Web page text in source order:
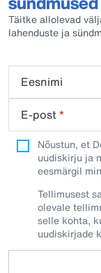
Täitke allolevad
lahenduste ja
Eesnimi
E-post*
Nõustun, et
uudiskirju ja
eesmärgil
Tellimusest
olevale
selle kohta,
uudiskirjade